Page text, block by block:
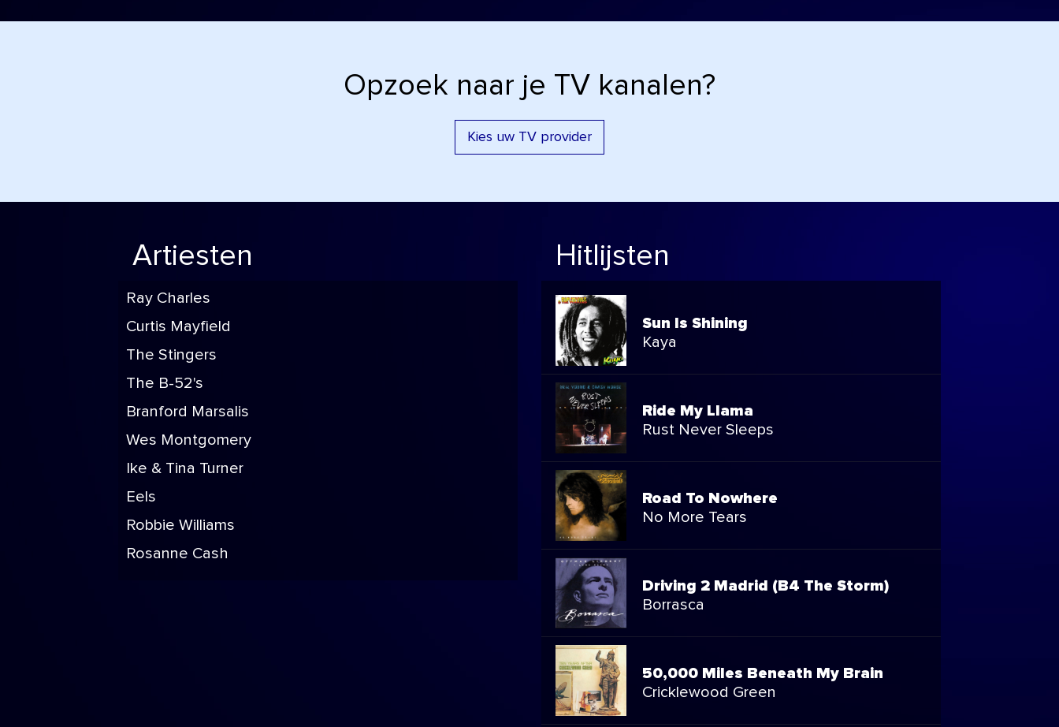
Opzoek naar je TV kanalen?
Kies uw TV provider
Artiesten
Ray Charles
Curtis Mayfield
The Stingers
The B-52's
Branford Marsalis
Wes Montgomery
Ike & Tina Turner
Eels
Robbie Williams
Rosanne Cash
Hitlijsten
Sun Is Shining
Kaya
Ride My Llama
Rust Never Sleeps
Road To Nowhere
No More Tears
Driving 2 Madrid (B4 The Storm)
Borrasca
50,000 Miles Beneath My Brain
Cricklewood Green